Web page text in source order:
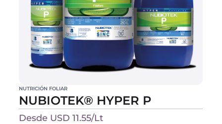
NUTRICIÓN FOLIAR
NUBIOTEK® HYPER P
Desde USD 11.55/Lt